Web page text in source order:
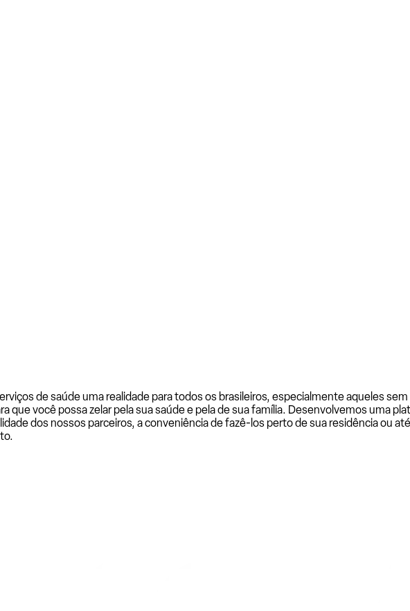
de saúde uma realidade para todos os brasileiros, especialmente aqueles
você possa zelar pela sua saúde e pela de sua família. Desenvolvemos uma
dos nossos parceiros, a conveniência de fazê-los perto de sua residência ou